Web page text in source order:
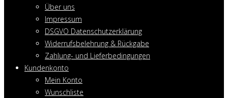
Über uns
Impressum
DSGVO Datenschutzerklärung
Widerrufsbelehrung & Rückgabe
Zahlung- und Lieferbedingungen
Kundenkonto
Mein Konto
Wunschliste